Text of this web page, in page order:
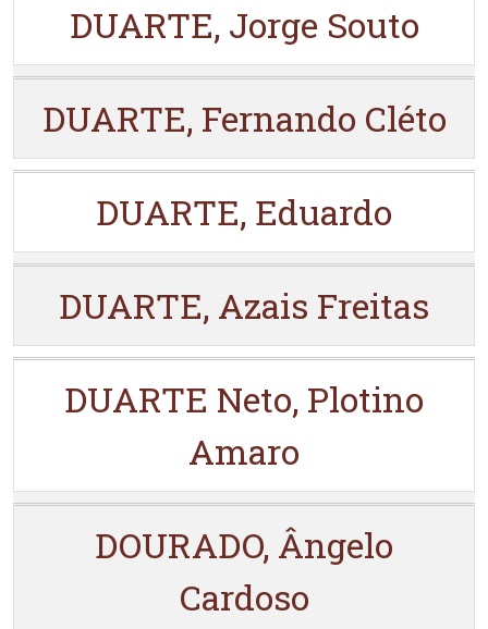
DUARTE, Jorge Souto
DUARTE, Fernando Cléto
DUARTE, Eduardo
DUARTE, Azais Freitas
DUARTE Neto, Plotino
Amaro
DOURADO, Ângelo
Cardoso